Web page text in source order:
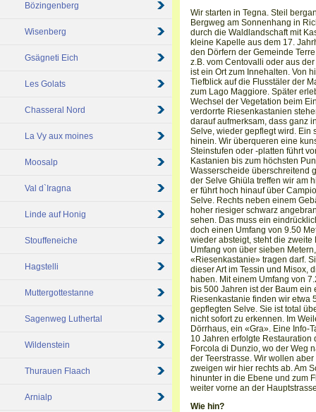
Bözingenberg
Wisenberg
Gsägneti Eich
Les Golats
Chasseral Nord
La Vy aux moines
Moosalp
Val d`Iragna
Linde auf Honig
Stouffeneiche
Hagstelli
Muttergottestanne
Sagenweg Luthertal
Wildenstein
Thurauen Flaach
Arnialp
Wir starten in Tegna. Steil
Bergweg am Sonnenhang in
durch die Waldlandschaft mit
kleine Kapelle aus dem 17.
den Dörfern der Gemeinde
z.B. vom Centovalli oder aus
ist ein Ort zum Innehalten. Von
Tiefblick auf die Flusstäler der
zum Lago Maggiore. Später
Wechsel der Vegetation beim
verdorrte Riesenkastanien
darauf aufmerksam, dass ganz
Selve, wieder gepflegt wird. Ein
hinein. Wir überqueren eine
Steinstufen oder -platten führt
Kastanien bis zum höchsten
Wasserscheide überschreitend
der Selve Ghiüla treffen wir am
er führt hoch hinauf über
Selve. Rechts neben einem
hoher riesiger schwarz
sehen. Das muss ein
doch einen Umfang von 9.50
wieder absteigt, steht die
Umfang von über sieben
«Riesenkastanie» tragen darf.
dieser Art im Tessin und Misox,
haben. Mit einem Umfang von
bis 500 Jahren ist der Baum
Riesenkastanie finden wir etwa
gepflegten Selve. Sie ist total
nicht sofort zu erkennen. Im
Dörrhaus, ein «Gra». Eine Info-
10 Jahren erfolgte Restauration
Forcola di Dunzio, wo der Weg
der Teerstrasse. Wir wollen
zweigen wir hier rechts ab. Am
hinunter in die Ebene und zum
weiter vorne an der
Wie hin?